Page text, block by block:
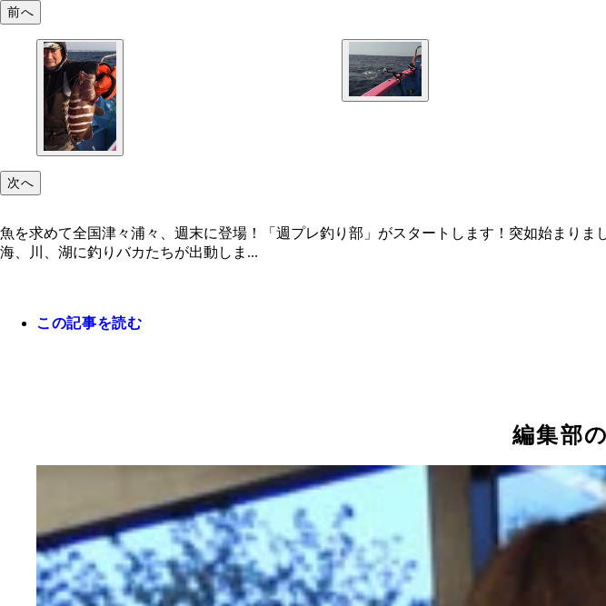
前へ
次へ
魚を求めて全国津々浦々、週末に登場！「週プレ釣り部」がスタートします！突如始まり
海、川、湖に釣りバカたちが出動しま...
この記事を読む
編集部